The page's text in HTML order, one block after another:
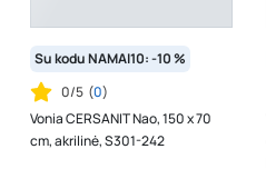
Su kodu NAMAI10: -10 %
0/5 (0)
Vonia CERSANIT Nao, 150 x 70
cm, akrilinė, S301-242